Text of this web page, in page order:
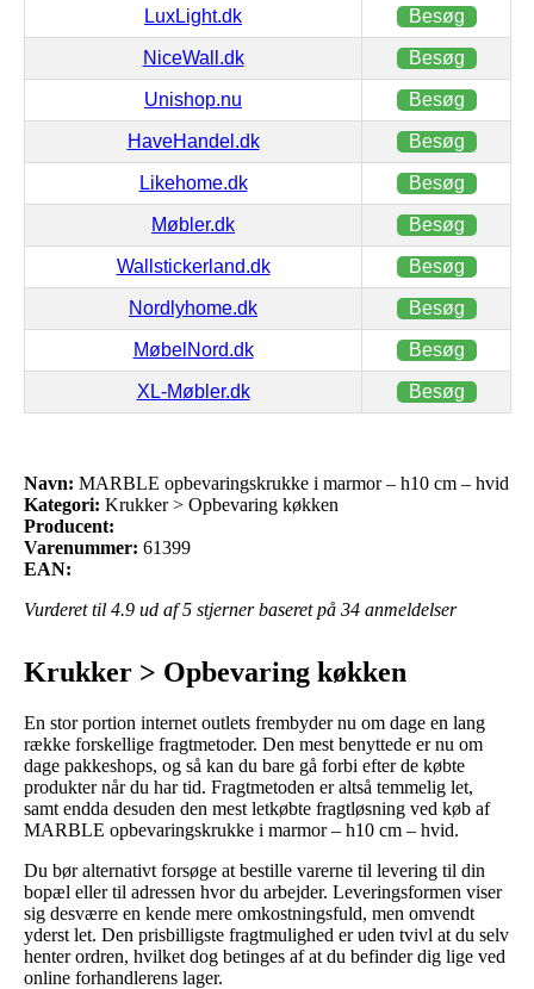
LuxLight.dk Besøg
NiceWall.dk Besøg
Unishop.nu Besøg
HaveHandel.dk Besøg
Likehome.dk Besøg
Møbler.dk Besøg
Wallstickerland.dk Besøg
Nordlyhome.dk Besøg
MøbelNord.dk Besøg
XL-Møbler.dk Besøg
Navn: MARBLE opbevaringskrukke i marmor – h10 cm – hvid
Kategori: Krukker > Opbevaring køkken
Producent:
Varenummer: 61399
EAN:
Vurderet til 4.9 ud af 5 stjerner baseret på 34 anmeldelser
Krukker > Opbevaring køkken
En stor portion internet outlets frembyder nu om dage en lang
række forskellige fragtmetoder. Den mest benyttede er nu om
dage pakkeshops, og så kan du bare gå forbi efter de købte
produkter når du har tid. Fragtmetoden er altså temmelig let,
samt endda desuden den mest letkøbte fragtløsning ved køb af
MARBLE opbevaringskrukke i marmor – h10 cm – hvid.
Du bør alternativt forsøge at bestille varerne til levering til din
bopæl eller til adressen hvor du arbejder. Leveringsformen viser
sig desværre en kende mere omkostningsfuld, men omvendt
yderst let. Den prisbilligste fragtmulighed er uden tvivl at du selv
henter ordren, hvilket dog betinges af at du befinder dig lige ved
online forhandlerens lager.